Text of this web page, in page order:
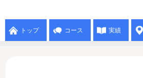
トップ コース 実績